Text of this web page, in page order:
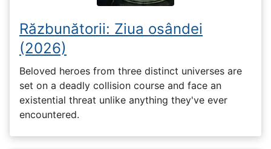
Răzbunătorii: Ziua osândei
(2026)
Beloved heroes from three distinct universes are
set on a deadly collision course and face an
existential threat unlike anything they've ever
encountered.